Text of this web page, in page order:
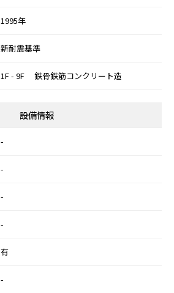
1995年
新耐震基準
1F - 9F 鉄骨鉄筋コンクリート造
設備情報
-
-
-
-
有
-